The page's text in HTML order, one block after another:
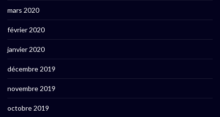
mars 2020
février 2020
janvier 2020
décembre 2019
novembre 2019
octobre 2019